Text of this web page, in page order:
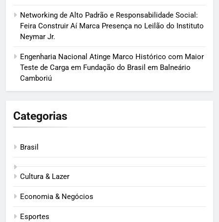
Networking de Alto Padrão e Responsabilidade Social:
Feira Construir Aí Marca Presença no Leilão do Instituto
Neymar Jr.
Engenharia Nacional Atinge Marco Histórico com Maior
Teste de Carga em Fundação do Brasil em Balneário
Camboriú
Categorias
Brasil
Cultura & Lazer
Economia & Negócios
Esportes